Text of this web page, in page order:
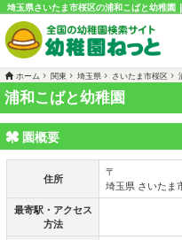
埼玉県さいたま市桜区の浦和こばと幼稚園
ホーム 関東 埼玉県 さいたま市桜区
浦和こばと幼稚園
園概要
住所
〒
埼玉県 さいたま
最寄駅・アクセス
方法